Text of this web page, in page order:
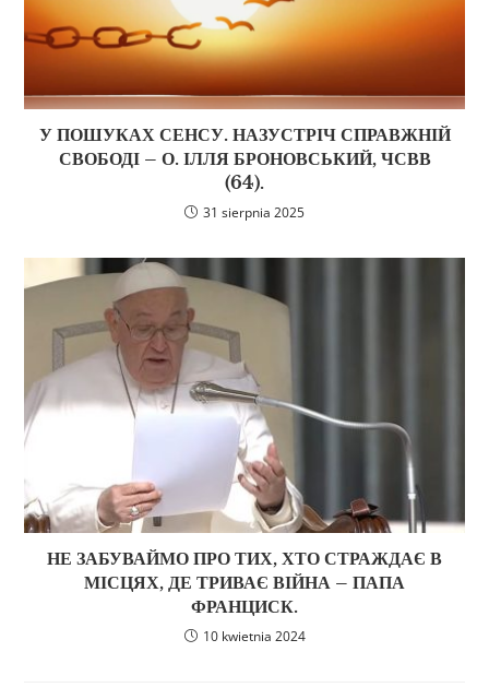
У ПОШУКАХ СЕНСУ. НАЗУСТРІЧ СПРАВЖНІЙ
СВОБОДІ – О. ІЛЛЯ БРОНОВСЬКИЙ, ЧСВВ
(64).
31 sierpnia 2025
НЕ ЗАБУВАЙМО ПРО ТИХ, ХТО СТРАЖДАЄ В
МІСЦЯХ, ДЕ ТРИВАЄ ВІЙНА – ПАПА
ФРАНЦИСК.
10 kwietnia 2024